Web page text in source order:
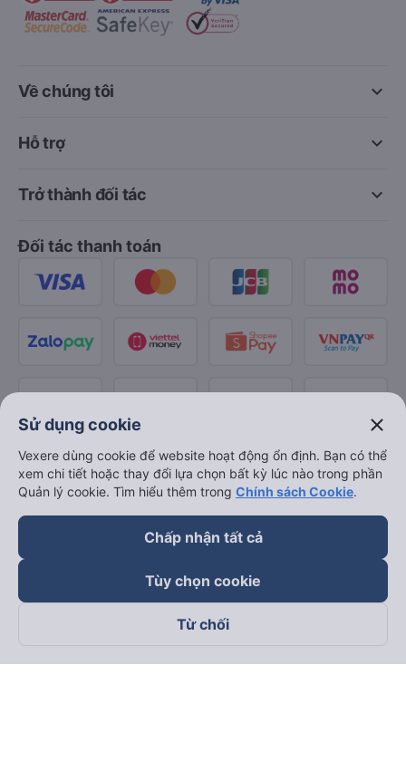
keyboard_arrow_down
Về chúng tôi
keyboard_arrow_down
Hỗ trợ
keyboard_arrow_down
Trở thành đối tác
Đối tác thanh toán
Theo dõi chúng tôi trên
Sử dụng cookie close
Vexere dùng cookie để website hoạt động ổn định. Bạn có thể
xem chi tiết hoặc thay đổi lựa chọn bất kỳ lúc nào trong phần
Quản lý cookie. Tìm hiểu thêm trong Chính sách Cookie.
Chấp nhận tất cả
Tùy chọn cookie
Từ chối